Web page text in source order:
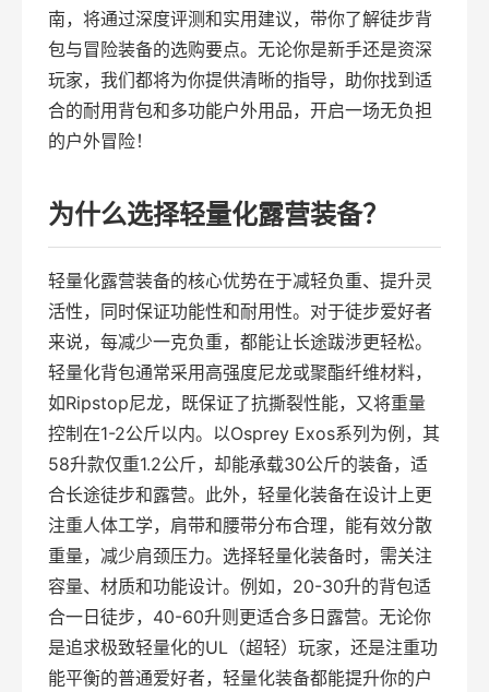
南，将通过深度评测和实用建议，带你了解徒步背
包与冒险装备的选购要点。无论你是新手还是资深
玩家，我们都将为你提供清晰的指导，助你找到适
合的耐用背包和多功能户外用品，开启一场无负担
的户外冒险！
为什么选择轻量化露营装备？
轻量化露营装备的核心优势在于减轻负重、提升灵
活性，同时保证功能性和耐用性。对于徒步爱好者
来说，每减少一克负重，都能让长途跋涉更轻松。
轻量化背包通常采用高强度尼龙或聚酯纤维材料，
如Ripstop尼龙，既保证了抗撕裂性能，又将重量
控制在1-2公斤以内。以Osprey Exos系列为例，其
58升款仅重1.2公斤，却能承载30公斤的装备，适
合长途徒步和露营。此外，轻量化装备在设计上更
注重人体工学，肩带和腰带分布合理，能有效分散
重量，减少肩颈压力。选择轻量化装备时，需关注
容量、材质和功能设计。例如，20-30升的背包适
合一日徒步，40-60升则更适合多日露营。无论你
是追求极致轻量化的UL（超轻）玩家，还是注重功
能平衡的普通爱好者，轻量化装备都能提升你的户